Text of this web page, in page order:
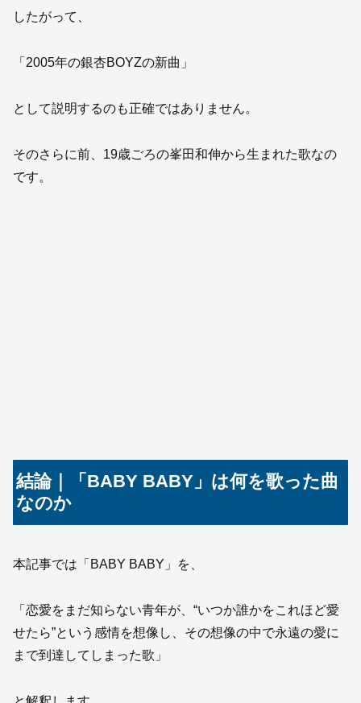
したがって、
「2005年の銀杏BOYZの新曲」
として説明するのも正確ではありません。
そのさらに前、19歳ごろの峯田和伸から生まれた歌なの
です。
結論｜「BABY BABY」は何を歌った曲
なのか
本記事では「BABY BABY」を、
「恋愛をまだ知らない青年が、“いつか誰かをこれほど愛
せたら”という感情を想像し、その想像の中で永遠の愛に
まで到達してしまった歌」